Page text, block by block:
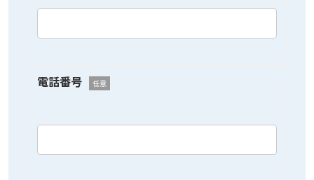
電話番号 任意